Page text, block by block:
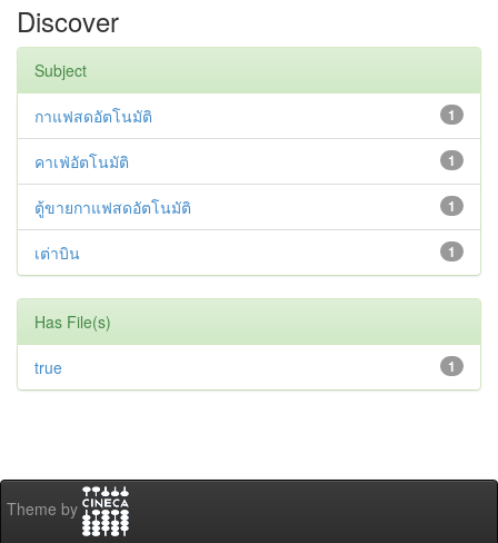
Discover
Subject
1
กาแฟสดอัตโนมัติ
1
คาเฟ่อัตโนมัติ
1
ตู้ขายกาแฟสดอัตโนมัติ
1
เต่าบิน
Has File(s)
1
true
Theme by